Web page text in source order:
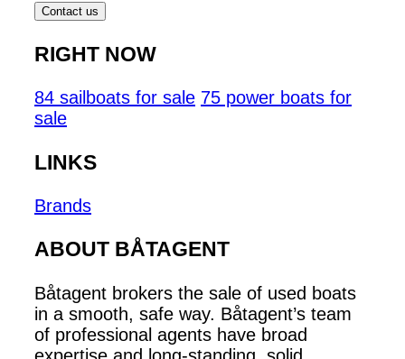
Contact us
RIGHT NOW
84 sailboats for sale 75 power boats for
sale
LINKS
Brands
ABOUT BÅTAGENT
Båtagent brokers the sale of used boats
in a smooth, safe way. Båtagent’s team
of professional agents have broad